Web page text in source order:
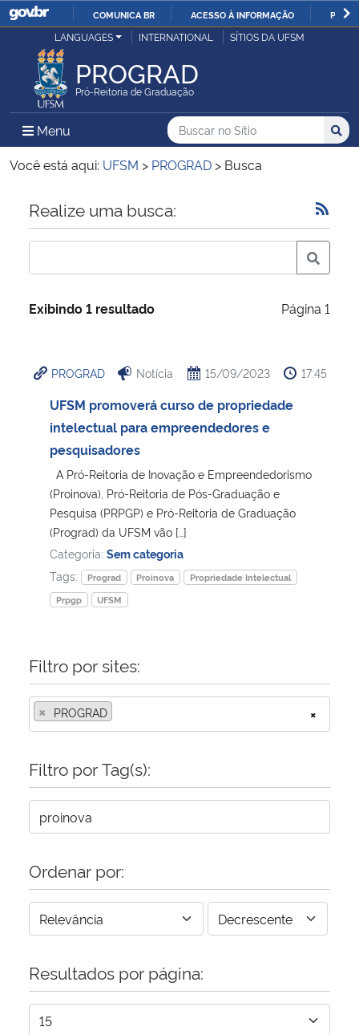
IR
O
COMUNICA BR ACESSO À INFORMAÇÃO
Ministério da Justiça e Segurança Pública
Ministério da Defesa
Ministério das Relações Exteriores
Ministério da Economia
Ministério da Infraestrutura
Ministério da Cidadania
Ministério da Saúde
Ministério de Minas e Energia
Ministério da Ciência, Tecnologia, Inovações e Comunicações
Ministério do Meio Ambiente
Ministério do Turismo
Controladoria-Geral da União
Ministério da Mulher, da Família e dos Direitos Humanos
Secretaria de Governo
Advocacia-Geral da União
Banco Central do Brasil
Planalto
LANGUAGES INTERNATIONAL SÍTIOS DA UFSM
PROGRAD
Pró-Reitoria de Graduação
Menu Menu Principal do Sítio
Busca
Buscar no no Sítio
Busca:
Você está aqui: UFSM > PROGRAD > Busca
Início do conteúdo
Realize uma busca:
Exibindo 1 resultado Página 1
PROGRAD Notícia 15/09/2023 17:45
UFSM promoverá curso de propriedade
intelectual para empreendedores e
pesquisadores
A Pró-Reitoria de Inovação e Empreendedorismo
(Proinova), Pró-Reitoria de Pós-Graduação e
Pesquisa (PRPGP) e Pró-Reitoria de Graduação
(Prograd) da UFSM vão […]
Categoria: Sem categoria
Tags:
Prograd Proinova
Propriedade Intelectual
Prpgp
UFSM
Filtro por sites:
×
× PROGRAD
Filtro por Tag(s):
Ordenar por:
Resultados por página: